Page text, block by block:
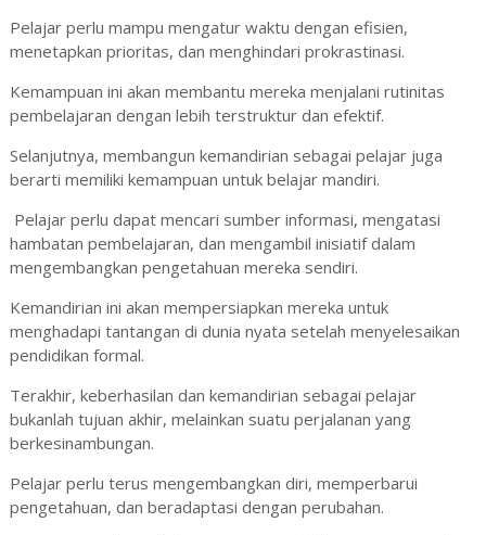
Pelajar perlu mampu mengatur waktu dengan efisien,
menetapkan prioritas, dan menghindari prokrastinasi.
Kemampuan ini akan membantu mereka menjalani rutinitas
pembelajaran dengan lebih terstruktur dan efektif.
Selanjutnya, membangun kemandirian sebagai pelajar juga
berarti memiliki kemampuan untuk belajar mandiri.
Pelajar perlu dapat mencari sumber informasi, mengatasi
hambatan pembelajaran, dan mengambil inisiatif dalam
mengembangkan pengetahuan mereka sendiri.
Kemandirian ini akan mempersiapkan mereka untuk
menghadapi tantangan di dunia nyata setelah menyelesaikan
pendidikan formal.
Terakhir, keberhasilan dan kemandirian sebagai pelajar
bukanlah tujuan akhir, melainkan suatu perjalanan yang
berkesinambungan.
Pelajar perlu terus mengembangkan diri, memperbarui
pengetahuan, dan beradaptasi dengan perubahan.